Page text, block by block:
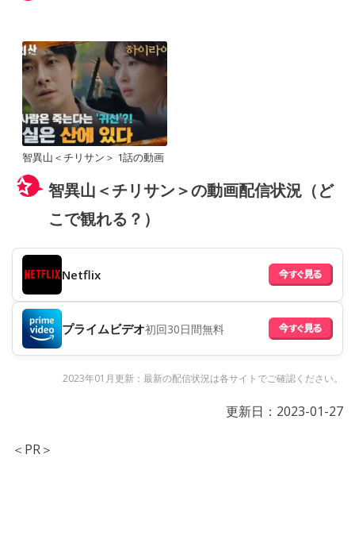
智異山＜チリサン＞ 1話の動画
智異山＜チリサン＞の動画配信状況（ど
こで観れる？）
Netflix
プライムビデオ初回30日間無料
2023年01月更新：最新の配信状況は各サイトでご確認ください。
更新日： 2023-01-27
＜PR＞